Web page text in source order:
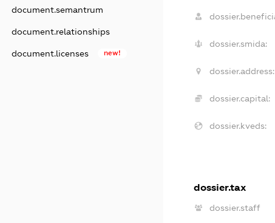
document.semantrum
document.relationships
document.licenses new!
dossier.smida:
dossier.address:
dossier.capital:
dossier.kveds:
dossier.tax
dossier.staff